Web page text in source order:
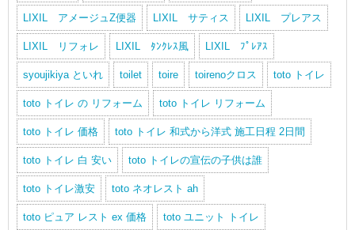
LIXIL アメージュZ便器 LIXIL サティス LIXIL プレアス
LIXIL リフォレ LIXIL ﾀﾝｸﾚｽ風 LIXIL ﾌﾟﾚｱｽ
syoujikiya といれ toilet toire toirenoクロス toto トイレ
toto トイレ の リフォーム toto トイレ リフォーム
toto トイレ 価格 toto トイレ 和式から洋式 施工日程 2日間
toto トイレ 白 安い toto トイレの宣伝の子供は誰
toto トイレ激安 toto ネオレスト ah
toto ピュア レスト ex 価格 toto ユニット トイレ